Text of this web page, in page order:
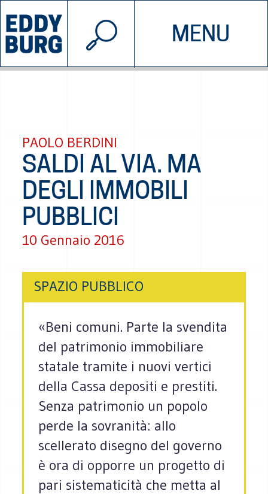
MENU
INIZIATIVE CHI SIAMO
© 2026 EDDYBURG
PAOLO BERDINI
SALDI AL VIA. MA
DEGLI IMMOBILI
PUBBLICI
10 Gennaio 2016
SPAZIO PUBBLICO
«Beni comuni. Parte la svendita
del patrimonio immobiliare
statale tramite i nuovi vertici
della Cassa depositi e prestiti.
Senza patrimonio un popolo
perde la sovranità: allo
scellerato disegno del governo
è ora di opporre un progetto di
pari sistematicità che metta al